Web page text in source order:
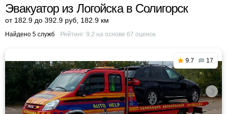
Эвакуатор из Логойска в Солигорск
от 182.9 до 392.9 руб 182.9 км
Найдено 5 служб Рейтинг: 9.2 на основе 67 оценок
9.7 17